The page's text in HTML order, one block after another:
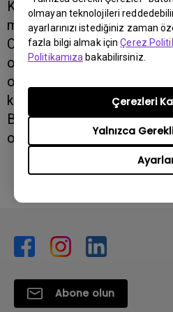
olmayan teknolojileri
ayarlarınızı istediğiniz zaman
fazla bilgi almak içinÇerez
Politikamıza bakabilirsiniz.
Yalnızca
Çerezleri
Katılımcılar yüz binlerce
markanın buluştuğu bu
Oyun ve Eğlence adına
oaradaydı. Zoccoshop
oyuncu monitörlerini
kullanıcılar, ayrıca fuara
BenQ XL ve RL serisi
olma imkanı yakaladılar.
Abone olun